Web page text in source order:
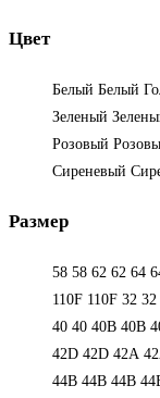
Цвет
Белый Белый
Зеленый
Розовый
Сиреневый
Размер
58 58 62 62 64
110F 110F 32 32
40 40 40B 40B
42D 42D 42А
44В 44В 44В